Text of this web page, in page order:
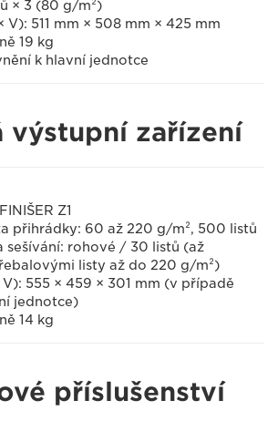
× 3 (80 g/m²)
V): 511 mm × 508 mm × 425 mm
19 kg
k hlavní jednotce
výstupní zařízení
Z1
přihrádky: 60 až 220 g/m², 500 listů
sešívání: rohové / 30 listů (až
listy až do 220 g/m²)
V): 555 × 459 × 301 mm (v případě
jednotce)
14 kg
příslušenství